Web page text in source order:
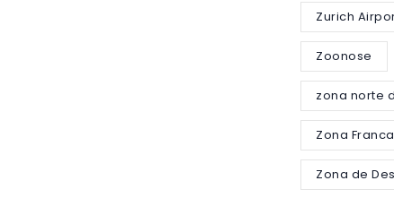
Zurich
Zoonose
zona norte
Zona
Zona de